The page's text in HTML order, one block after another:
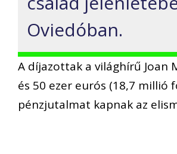
Oviedóban.
A díjazottak a világhírű Joan
és 50 ezer eurós (18,7 millió
pénzjutalmat kapnak az